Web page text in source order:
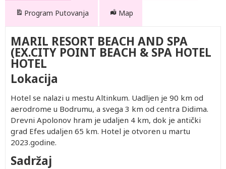
Program Putovanja Map
MARIL RESORT BEACH AND SPA
(EX.CITY POINT BEACH & SPA HOTEL
HOTEL
Lokacija
Hotel se nalazi u mestu Altinkum. Uadljen je 90 km od
aerodrome u Bodrumu, a svega 3 km od centra Didima.
Drevni Apolonov hram je udaljen 4 km, dok je antički
grad Efes udaljen 65 km. Hotel je otvoren u martu
2023.godine.
Sadržaj